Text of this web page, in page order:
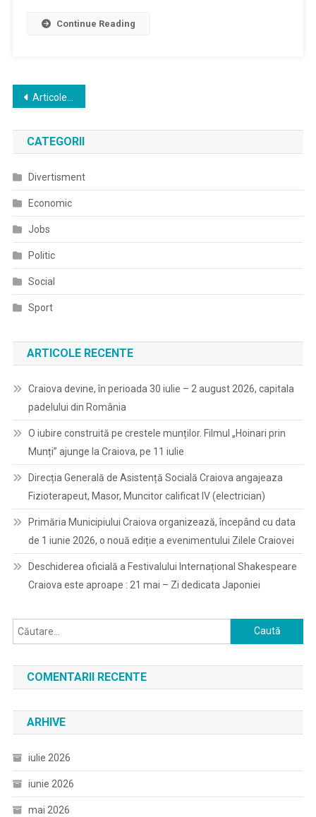
Continue Reading
Navigare
în
articole
Articole mai vechi
CATEGORII
Divertisment
Economic
Jobs
Politic
Social
Sport
ARTICOLE RECENTE
Craiova devine, în perioada 30 iulie – 2 august 2026, capitala
padelului din România
O iubire construită pe crestele munților. Filmul „Hoinari prin
Munți” ajunge la Craiova, pe 11 iulie
Direcția Generală de Asistență Socială Craiova angajeaza
Fizioterapeut, Masor, Muncitor calificat IV (electrician)
Primăria Municipiului Craiova organizează, începând cu data
de 1 iunie 2026, o nouă ediție a evenimentului Zilele Craiovei
Deschiderea oficială a Festivalului Internațional Shakespeare
Craiova este aproape : 21 mai – Zi dedicata Japoniei
Caută
după:
COMENTARII RECENTE
ARHIVE
iulie 2026
iunie 2026
mai 2026